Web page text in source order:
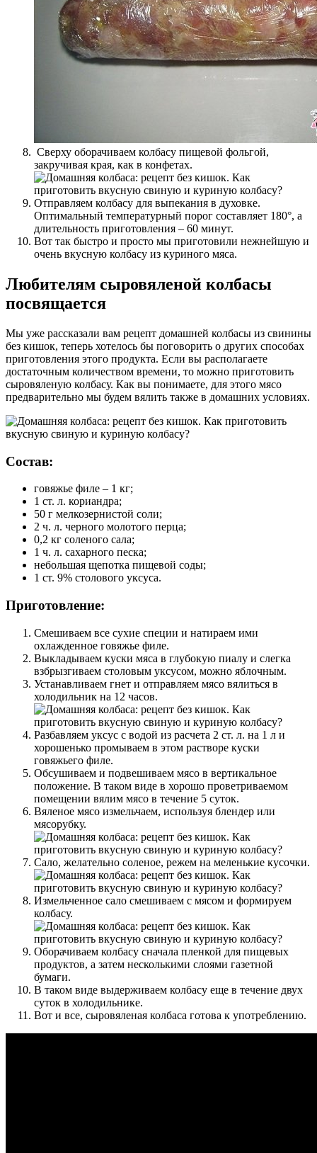
Сверху оборачиваем колбасу пищевой фольгой,
закручивая края, как в конфетах.
Отправляем колбасу для выпекания в духовке.
Оптимальный температурный порог составляет 180°, а
длительность приготовления – 60 минут.
Вот так быстро и просто мы приготовили нежнейшую и
очень вкусную колбасу из куриного мяса.
Любителям сыровяленой колбасы
посвящается
Мы уже рассказали вам рецепт домашней колбасы из свинины
без кишок, теперь хотелось бы поговорить о других способах
приготовления этого продукта. Если вы располагаете
достаточным количеством времени, то можно приготовить
сыровяленую колбасу. Как вы понимаете, для этого мясо
предварительно мы будем вялить также в домашних условиях.
Состав:
говяжье филе – 1 кг;
1 ст. л. кориандра;
50 г мелкозернистой соли;
2 ч. л. черного молотого перца;
0,2 кг соленого сала;
1 ч. л. сахарного песка;
небольшая щепотка пищевой соды;
1 ст. 9% столового уксуса.
Приготовление:
Смешиваем все сухие специи и натираем ими
охлажденное говяжье филе.
Выкладываем куски мяса в глубокую пиалу и слегка
взбрызгиваем столовым уксусом, можно яблочным.
Устанавливаем гнет и отправляем мясо вялиться в
холодильник на 12 часов.
Разбавляем уксус с водой из расчета 2 ст. л. на 1 л и
хорошенько промываем в этом растворе куски
говяжьего филе.
Обсушиваем и подвешиваем мясо в вертикальное
положение. В таком виде в хорошо проветриваемом
помещении вялим мясо в течение 5 суток.
Вяленое мясо измельчаем, используя блендер или
мясорубку.
Сало, желательно соленое, режем на меленькие кусочки.
Измельченное сало смешиваем с мясом и формируем
колбасу.
Оборачиваем колбасу сначала пленкой для пищевых
продуктов, а затем несколькими слоями газетной
бумаги.
В таком виде выдерживаем колбасу еще в течение двух
суток в холодильнике.
Вот и все, сыровяленая колбаса готова к употреблению.